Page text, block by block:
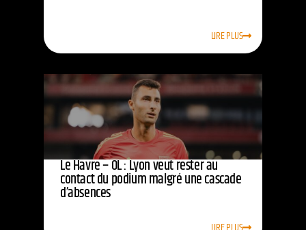
LIRE PLUS
Le Havre – OL : Lyon veut rester au
contact du podium malgré une cascade
d’absences